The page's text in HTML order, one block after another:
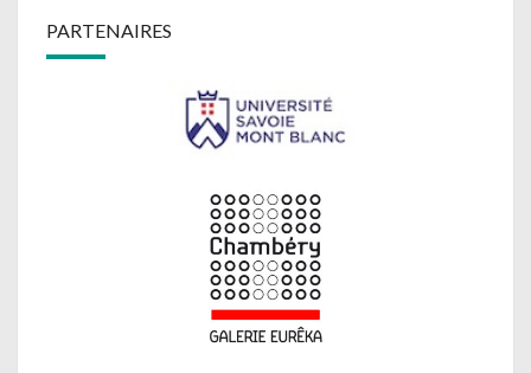
PARTENAIRES